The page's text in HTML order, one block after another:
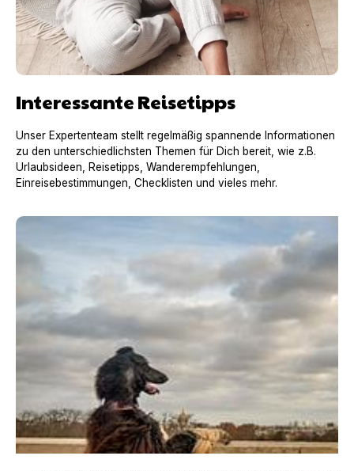
Interessante Reisetipps
Unser Expertenteam stellt regelmäßig spannende Informationen
zu den unterschiedlichsten Themen für Dich bereit, wie z.B.
Urlaubsideen, Reisetipps, Wanderempfehlungen,
Einreisebestimmungen, Checklisten und vieles mehr.
Urlaub mit Hund in Frankreich